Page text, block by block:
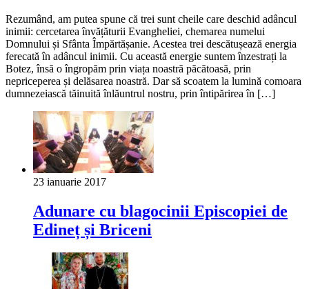
Rezumând, am putea spune că trei sunt cheile care deschid adâncul
inimii: cercetarea învățăturii Evangheliei, chemarea numelui
Domnului și Sfânta Împărtășanie. Acestea trei descătușează energia
ferecată în adâncul inimii. Cu această energie suntem înzestrați la
Botez, însă o îngropăm prin viața noastră păcătoasă, prin
nepriceperea și delăsarea noastră. Dar să scoatem la lumină comoara
dumnezeiască tăinuită înlăuntrul nostru, prin întipărirea în […]
23 ianuarie 2017
Adunare cu blagocinii Episcopiei de
Edineț și Briceni